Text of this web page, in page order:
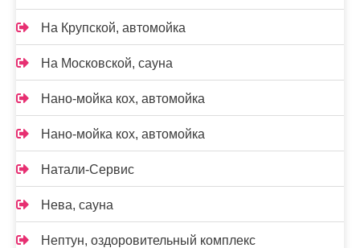
На Крупской, автомойка
На Московской, сауна
Нано-мойка кох, автомойка
Нано-мойка кох, автомойка
Натали-Сервис
Нева, сауна
Нептун, оздоровительный комплекс